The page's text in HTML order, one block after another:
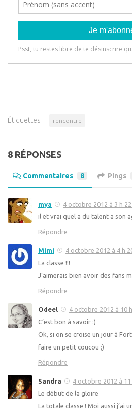
Étiquettes : rencontre
8 RÉPONSES
Commentaires 8 Pings
mya
4 octobre 2012 à 3 h
il et vrai quel a du talent a son
Répondre
Mimi
4 octobre 2012 à 4 h
La classe !!!
J’aimerais bien avoir des fans
Répondre
Odeel
4 octobre 2012 à 10
C’est bon à savoir :)
Ok, si on se croise un jour à
faire un petit coucou ;)
Répondre
Sandra
4 octobre 2012 à 11
Le début de la gloire
La totale classe ! Moi aussi j’ai